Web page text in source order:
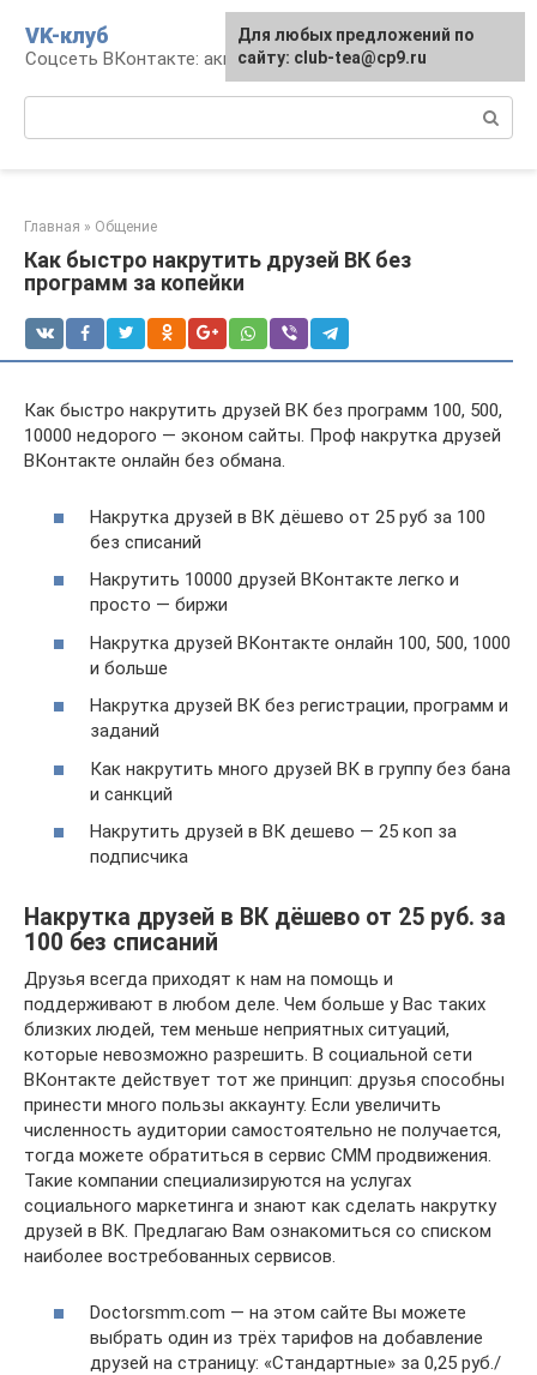
контенту
VK-клуб
Соцсеть ВКонтакте: аккаунт, общение, досуг
Главная » Общение
Как быстро накрутить друзей ВК без
программ за копейки
Как быстро накрутить друзей ВК без программ 100, 500,
10000 недорого — эконом сайты. Проф накрутка друзей
ВКонтакте онлайн без обмана.
Накрутка друзей в ВК дёшево от 25 руб за 100
без списаний
Накрутить 10000 друзей ВКонтакте легко и
просто — биржи
Накрутка друзей ВКонтакте онлайн 100, 500, 1000
и больше
Накрутка друзей ВК без регистрации, программ и
заданий
Как накрутить много друзей ВК в группу без бана
и санкций
Накрутить друзей в ВК дешево — 25 коп за
подписчика
Накрутка друзей в ВК дёшево от 25 руб. за
100 без списаний
Друзья всегда приходят к нам на помощь и
поддерживают в любом деле. Чем больше у Вас таких
близких людей, тем меньше неприятных ситуаций,
которые невозможно разрешить. В социальной сети
ВКонтакте действует тот же принцип: друзья способны
принести много пользы аккаунту. Если увеличить
численность аудитории самостоятельно не получается,
тогда можете обратиться в сервис СММ продвижения.
Такие компании специализируются на услугах
социального маркетинга и знают как сделать накрутку
друзей в ВК. Предлагаю Вам ознакомиться со списком
наиболее востребованных сервисов.
Doctorsmm.com — на этом сайте Вы можете
выбрать один из трёх тарифов на добавление
друзей на страницу: «Стандартные» за 0,25 руб./
Для любых предложений по
сайту: club-tea@cp9.ru